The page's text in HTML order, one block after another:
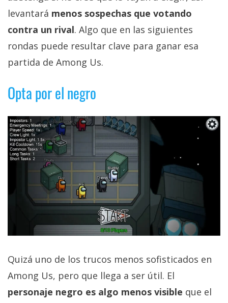
levantará menos sospechas que votando
contra un rival. Algo que en las siguientes
rondas puede resultar clave para ganar esa
partida de Among Us.
Opta por el negro
Quizá uno de los trucos menos sofisticados en
Among Us, pero que llega a ser útil. El
personaje negro es algo menos visible que el